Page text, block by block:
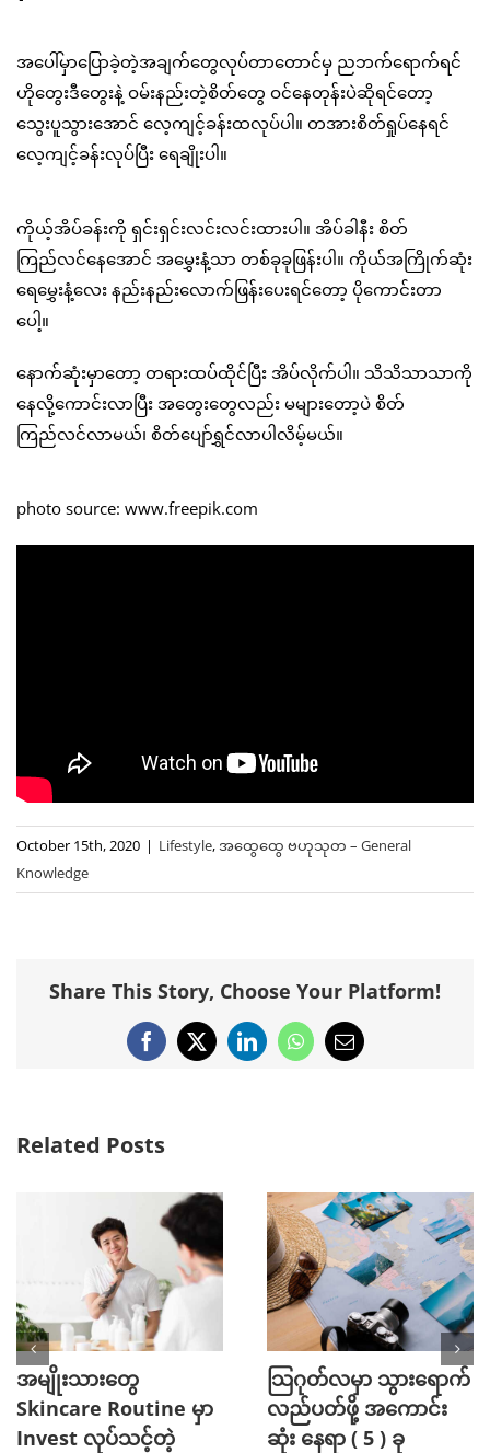
အပေါ်မှာပြောခဲ့တဲ့အချက်တွေလုပ်တာတောင်မှ ညဘက်ရောက်ရင်
ဟိုတွေးဒီတွေးနဲ့ ဝမ်းနည်းတဲ့စိတ်တွေ ဝင်နေတုန်းပဲဆိုရင်တော့
သွေးပူသွားအောင် လေ့ကျင့်ခန်းထလုပ်ပါ။ တအားစိတ်ရှုပ်နေရင်
လေ့ကျင့်ခန်းလုပ်ပြီး ရေချိုးပါ။
ကိုယ့်အိပ်ခန်းကို ရှင်းရှင်းလင်းလင်းထားပါ။ အိပ်ခါနီး စိတ်
ကြည်လင်နေအောင် အမွှေးနံ့သာ တစ်ခုခုဖြန်းပါ။ ကိုယ်အကြိုက်ဆုံး
ရေမွှေးနံ့လေး နည်းနည်းလောက်ဖြန်းပေးရင်တော့ ပိုကောင်းတာ
ပေါ့။
နောက်ဆုံးမှာတော့ တရားထပ်ထိုင်ပြီး အိပ်လိုက်ပါ။ သိသိသာသာကို
နေလို့ကောင်းလာပြီး အတွေးတွေလည်း မများတော့ပဲ စိတ်
ကြည်လင်လာမယ်၊ စိတ်ပျော်ရွှင်လာပါလိမ့်မယ်။
photo source: www.freepik.com
October 15th, 2020 | Lifestyle,အထွေထွေ ဗဟုသုတ – General
Knowledge
Share This Story, Choose Your Platform!
Facebook
X LinkedInWhatsApp
Email
Related Posts
အမျိုးသားတွေ
Skincare Routine မှာ
Invest လုပ်သင့်တဲ့
သြဂုတ်လမှာ သွားရောက်
လည်ပတ်ဖို့ အကောင်း
ဆုံး နေရာ ( 5 ) ခု